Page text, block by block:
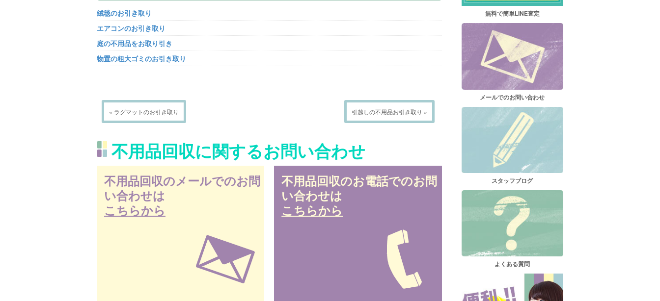
絨毯のお引き取り
エアコンのお引き取り
庭の不用品をお取り引き
物置の粗大ゴミのお引き取り
« ラグマットのお引き取り 引越しの不用品お引き取り »
不用品回収に関するお問い合わせ
不用品回収のメールでのお問
い合わせは
こちらから
不用品回収のお電話でのお問
い合わせは
こちらから
無料で簡単LINE査定
メールでのお問い合わせ
スタッフブログ
よくある質問